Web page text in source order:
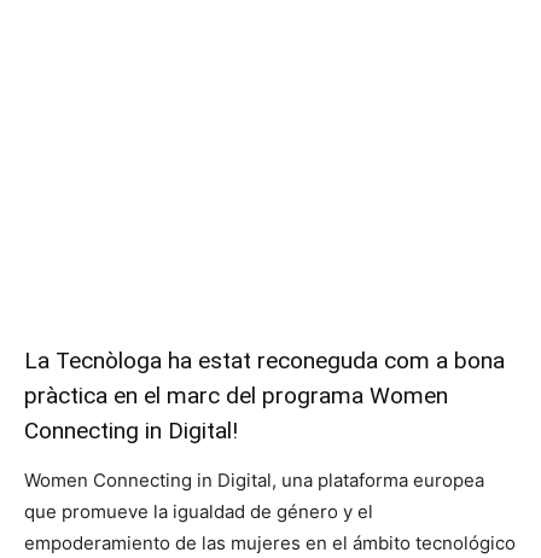
La Tecnòloga ha estat reconeguda com a bona
pràctica en el marc del programa Women
Connecting in Digital!
Women Connecting in Digital, una plataforma europea
que promueve la igualdad de género y el
empoderamiento de las mujeres en el ámbito tecnológico